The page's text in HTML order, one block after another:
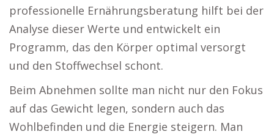
professionelle Ernährungsberatung hilft bei der
Analyse dieser Werte und entwickelt ein
Programm, das den Körper optimal versorgt
und den Stoffwechsel schont.
Beim Abnehmen sollte man nicht nur den Fokus
auf das Gewicht legen, sondern auch das
Wohlbefinden und die Energie steigern. Man